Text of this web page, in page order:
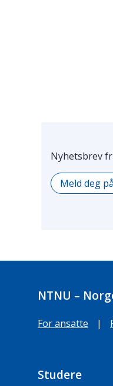
Nyhetsbrev
Meld deg
NTNU –
For ansatte |
Studere